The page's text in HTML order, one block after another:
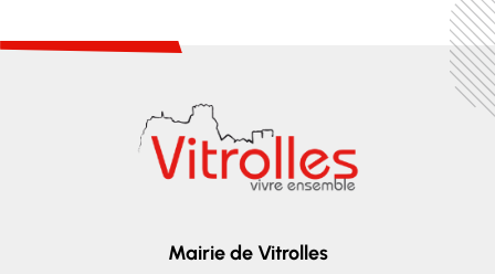
Mairie de Vitrolles